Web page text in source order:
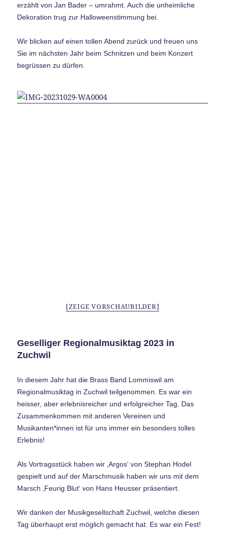
erzählt von Jan Bader – umrahmt. Auch die unheimliche
Dekoration trug zur Halloweenstimmung bei.
Wir blicken auf einen tollen Abend zurück und freuen uns
Sie im nächsten Jahr beim Schnitzen und beim Konzert
begrüssen zu dürfen.
[ZEIGE VORSCHAUBILDER]
Geselliger Regionalmusiktag 2023 in
Zuchwil
In diesem Jahr hat die Brass Band Lommiswil am
Regionalmusiktag in Zuchwil teilgenommen. Es war ein
heisser, aber erlebnisreicher und erfolgreicher Tag. Das
Zusammenkommen mit anderen Vereinen und
Musikanten*innen ist für uns immer ein besonders tolles
Erlebnis!
Als Vortragsstück haben wir ‚Argos‘ von Stephan Hodel
gespielt und auf der Marschmusik haben wir uns mit dem
Marsch ‚Feurig Blut‘ von Hans Heusser präsentiert.
Wir danken der Musikgesellschaft Zuchwil, welche diesen
Tag überhaupt erst möglich gemacht hat. Es war ein Fest!